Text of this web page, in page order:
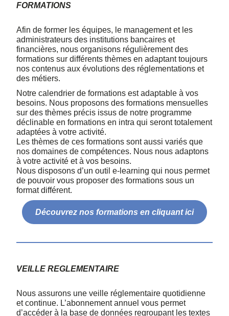
FORMATIONS
Afin de former les équipes, le management et les
administrateurs des institutions bancaires et
financières, nous organisons régulièrement des
formations sur différents thèmes en adaptant toujours
nos contenus aux évolutions des réglementations et
des métiers.
Notre calendrier de formations est adaptable à vos
besoins. Nous proposons des formations mensuelles
sur des thèmes précis issus de notre programme
déclinable en formations en intra qui seront totalement
adaptées à votre activité.
Les thèmes de ces formations sont aussi variés que
nos domaines de compétences. Nous nous adaptons
à votre activité et à vos besoins.
Nous disposons d’un outil e-learning qui nous permet
de pouvoir vous proposer des formations sous un
format différent.
Découvrez nos formations en cliquant ici
VEILLE REGLEMENTAIRE
Nous assurons une veille réglementaire quotidienne
et continue. L’abonnement annuel vous permet
d’accéder à la base de données regroupant les textes